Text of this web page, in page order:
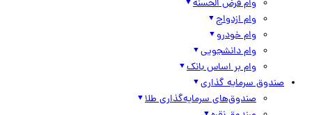
وام قرض الحسنه
وام ازدواج
وام خودرو
وام دانشجویی
وام بر اساس بانک
صندوق سرمایه گذاری
صندوق‌های سرمایه‌گذاری طلا